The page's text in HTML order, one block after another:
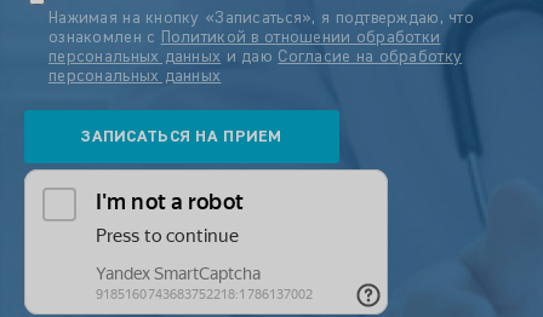
Нажимая на кнопку «Записаться», я подтверждаю, что
ознакомлен с Политикой в отношении обработки
персональных данных и даю Согласие на обработку
персональных данных